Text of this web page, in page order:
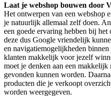
Laat je webshop bouwen door
Het ontwerpen van een webshop
je natuurlijk allemaal zelf doen.
een goede ervaring hebben bij
deze dus Google vriendelijk
en navigatiemogelijkheden
klanten makkelijk voor jezelf
moet je denken aan een
gevonden kunnen worden.
producten die je verkoopt
worden weergegeven.